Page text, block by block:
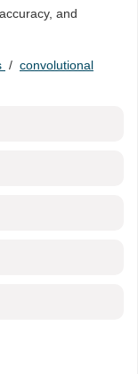
and
/ convolutional